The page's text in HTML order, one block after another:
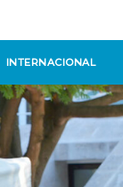
INTERNACIONAL